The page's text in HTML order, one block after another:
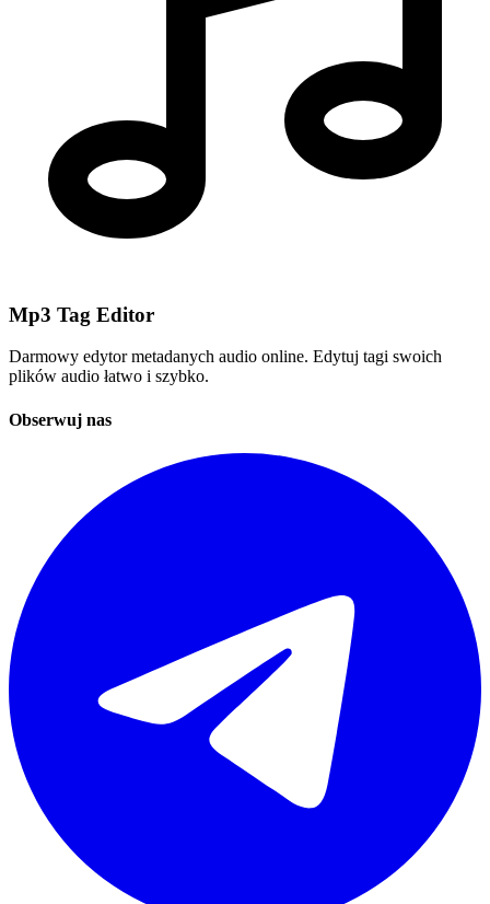
Mp3 Tag Editor
Darmowy edytor metadanych audio online. Edytuj tagi swoich
plików audio łatwo i szybko.
Obserwuj nas